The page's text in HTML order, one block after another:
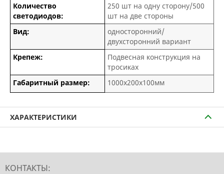
Количество
светодиодов:
250 шт на одну сторону/500
шт на две стороны
Вид:
односторонний/
двухсторонний вариант
Крепеж:
Подвесная конструкция на
тросиках
Габаритный размер:
1000х200х100мм
ХАРАКТЕРИСТИКИ
КОНТАКТЫ: